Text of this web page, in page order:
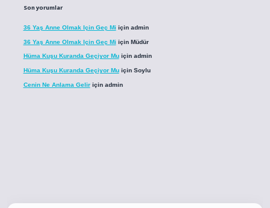
Son yorumlar
36 Yaş Anne Olmak Için Geç Mi için admin
36 Yaş Anne Olmak Için Geç Mi için Müdür
Hüma Kuşu Kuranda Geçiyor Muiçin admin
Hüma Kuşu Kuranda Geçiyor Muiçin Soylu
Cenin Ne Anlama Geliriçin admin